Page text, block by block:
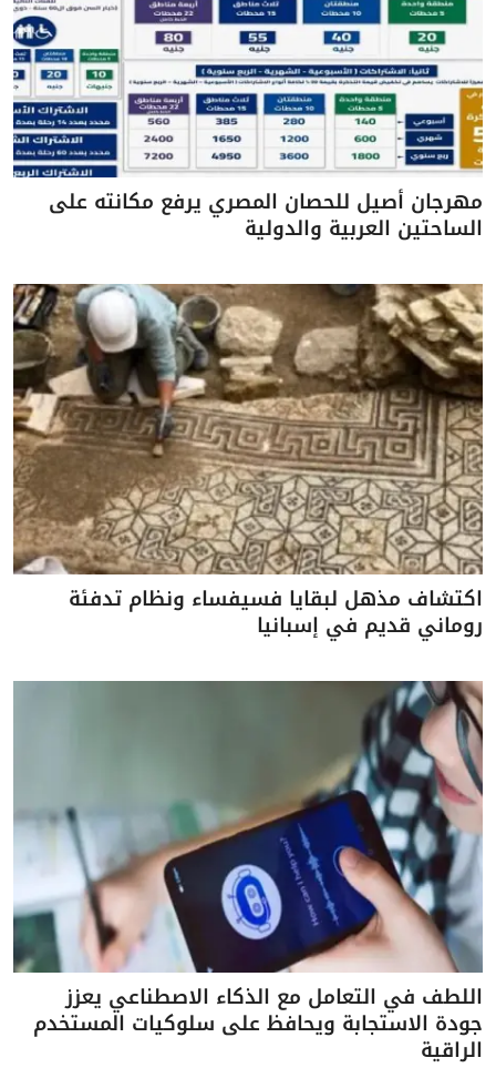
مهرجان أصيل للحصان المصري يرفع مكانته على
الساحتين العربية والدولية
اكتشاف مذهل لبقايا فسيفساء ونظام تدفئة
روماني قديم في إسبانيا
اللطف في التعامل مع الذكاء الاصطناعي يعزز
جودة الاستجابة ويحافظ على سلوكيات المستخدم
الراقية